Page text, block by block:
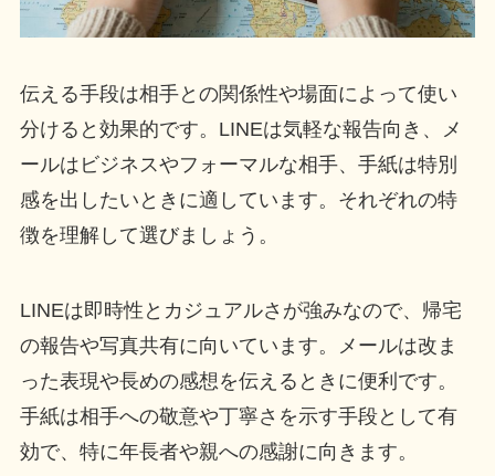
伝える手段は相手との関係性や場面によって使い
分けると効果的です。LINEは気軽な報告向き、メ
ールはビジネスやフォーマルな相手、手紙は特別
感を出したいときに適しています。それぞれの特
徴を理解して選びましょう。
LINEは即時性とカジュアルさが強みなので、帰宅
の報告や写真共有に向いています。メールは改ま
った表現や長めの感想を伝えるときに便利です。
手紙は相手への敬意や丁寧さを示す手段として有
効で、特に年長者や親への感謝に向きます。